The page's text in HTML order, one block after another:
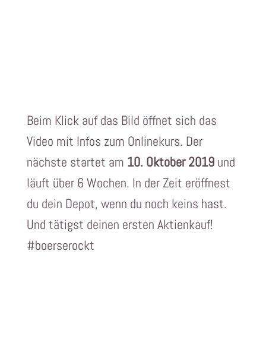
Beim Klick auf das Bild öffnet sich das
Video mit Infos zum Onlinekurs. Der
nächste startet am 10. Oktober 2019und
läuft über 6 Wochen. In der Zeit eröffnest
du dein Depot, wenn du noch keins hast.
Und tätigst deinen ersten Aktienkauf!
#boerserockt